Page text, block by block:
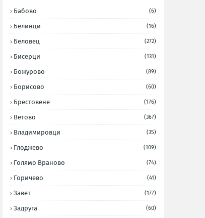
Бабово (6)
Белинци (16)
Беловец (272)
Бисерци (131)
Божурово (89)
Борисово (60)
Брестовене (176)
Ветово (367)
Владимировци (35)
Глоджево (109)
Голямо Враново (74)
Горичево (41)
Завет (177)
Задруга (60)